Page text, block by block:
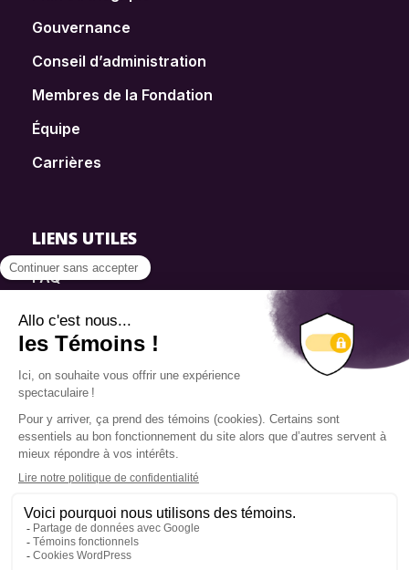
Gouvernance
Conseil d’administration
Membres de la Fondation
Équipe
Carrières
LIENS UTILES
FAQ
SmartSimple
Dons
Contact
Info source
Politique de confidentialité